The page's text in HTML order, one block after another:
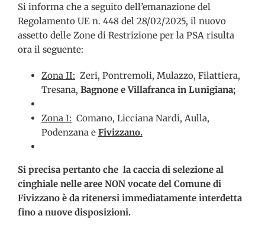
Si informa che a seguito dell’emanazione del
Regolamento UE n. 448 del 28/02/2025, il nuovo
assetto delle Zone di Restrizione per la PSA risulta
ora il seguente:
Zona II: Zeri, Pontremoli, Mulazzo, Filattiera,
Tresana, Bagnone e Villafranca in Lunigiana;
Zona I: Comano, Licciana Nardi, Aulla,
Podenzana e Fivizzano.
Si precisa pertanto che la caccia di selezione al
cinghiale nelle aree NON vocate del Comune di
Fivizzano è da ritenersi immediatamente interdetta
fino a nuove disposizioni.